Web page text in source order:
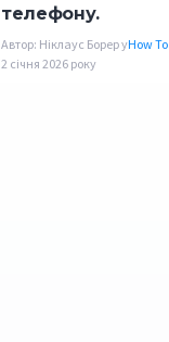
телефону.
Автор: Ніклаус Борер уHow To
2 січня 2026 року